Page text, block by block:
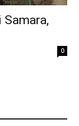
Samara,
0